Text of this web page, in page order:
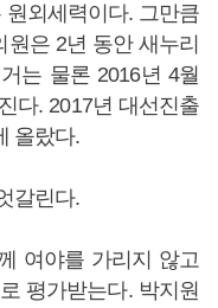
외세력이다. 그만큼
은 2년 동안 새누리
는 물론 2016년 4월
다. 2017년 대선진출
올랐다.
갈린다.
여야를 가리지 않고
평가받는다. 박지원